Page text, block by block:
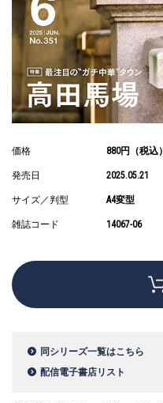
価格 880円（税込）
発売日 2025.05.21
サイズ／判型 A4変型
雑誌コード 14067-06
同シリーズ一覧はこちら
配信電子書店リスト